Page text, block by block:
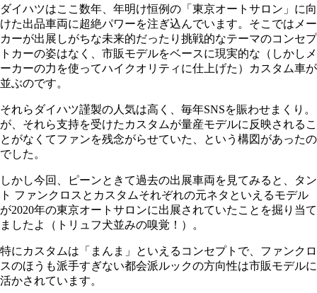
ダイハツはここ数年、年明け恒例の「東京オートサロン」に向
けた出品車両に超絶パワーを注ぎ込んでいます。そこではメー
カーが出展しがちな未来的だったり挑戦的なテーマのコンセプ
トカーの姿はなく、市販モデルをベースに現実的な（しかしメ
ーカーの力を使ってハイクオリティに仕上げた）カスタム車が
並ぶのです。
それらダイハツ謹製の人気は高く、毎年SNSを賑わせまくり。
が、それら支持を受けたカスタムが量産モデルに反映されるこ
とがなくてファンを残念がらせていた、という構図があったの
でした。
しかし今回、ピーンときて過去の出展車両を見てみると、タン
ト ファンクロスとカスタムそれぞれの元ネタといえるモデル
が2020年の東京オートサロンに出展されていたことを掘り当て
ましたよ（トリュフ犬並みの嗅覚！）。
特にカスタムは「まんま」といえるコンセプトで、ファンクロ
スのほうも派手すぎない都会派ルックの方向性は市販モデルに
活かされています。